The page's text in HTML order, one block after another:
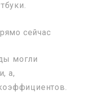
могли
а,